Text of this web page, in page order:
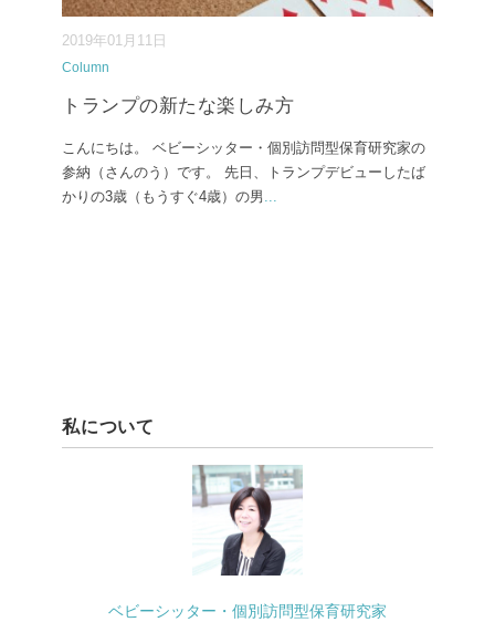
2019年01月11日
Column
トランプの新たな楽しみ方
こんにちは。 ベビーシッター・個別訪問型保育研究家の
参納（さんのう）です。 先日、トランプデビューしたば
かりの3歳（もうすぐ4歳）の男 ...
私について
ベビーシッター・個別訪問型保育研究家